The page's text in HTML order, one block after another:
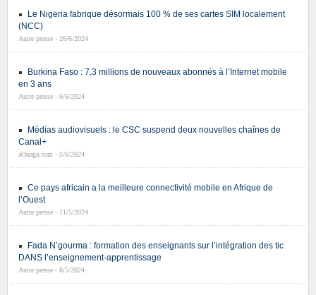
Le Nigeria fabrique désormais 100 % de ses cartes SIM localement
(NCC)
Autre presse - 26/6/2024
Burkina Faso : 7,3 millions de nouveaux abonnés à l’Internet mobile
en 3 ans
Autre presse - 6/6/2024
Médias audiovisuels : le CSC suspend deux nouvelles chaînes de
Canal+
aOuaga.com - 5/6/2024
Ce pays africain a la meilleure connectivité mobile en Afrique de
l’Ouest
Autre presse - 11/5/2024
Fada N’gourma : formation des enseignants sur l’intégration des tic
DANS l’enseignement-apprentissage
Autre presse - 8/5/2024